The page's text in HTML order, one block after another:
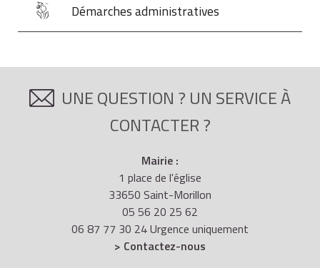
Démarches administratives
UNE QUESTION ? UN SERVICE À
CONTACTER ?
Mairie :
1 place de l'église
33650 Saint-Morillon
05 56 20 25 62
06 87 77 30 24 Urgence uniquement
> Contactez-nous